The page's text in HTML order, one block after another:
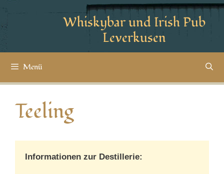
Whiskybar und Irish Pub
Leverkusen
Menü
Teeling
Informationen zur Destillerie: